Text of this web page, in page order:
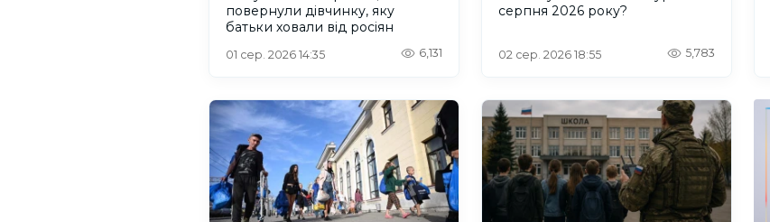
повернули дівчинку, яку
батьки ховали від росіян
01 сер. 2026 14:35 6,131
серпня 2026 року?
02 сер. 2026 18:55 5,783